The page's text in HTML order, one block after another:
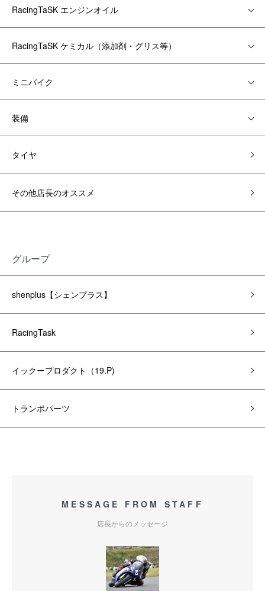
RacingTaSK エンジンオイル
RacingTaSK ケミカル（添加剤・グリス等）
ミニバイク
装備
タイヤ
その他店長のオススメ
グループ
shenplus【シェンプラス】
RacingTask
イックープロダクト（19.P)
トランポパーツ
MESSAGE FROM STAFF
店長からのメッセージ